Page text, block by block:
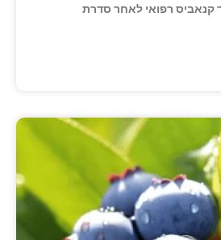
קנאביס רפואי לאחר סדרת